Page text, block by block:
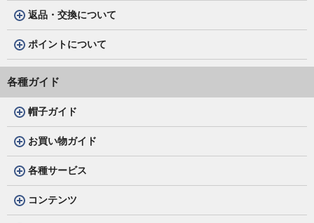
返品・交換について
ポイントについて
各種ガイド
帽子ガイド
お買い物ガイド
各種サービス
コンテンツ